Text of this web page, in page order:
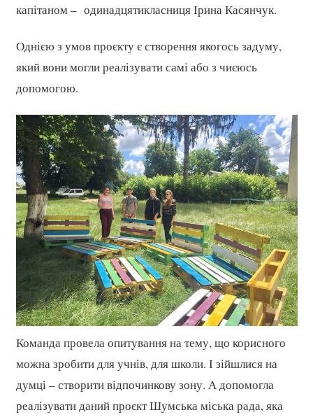
капітаном – одинадцятикласниця Ірина Касянчук.
Однією з умов проєкту є створення якогось задуму,
який вони могли реалізувати самі або з чиєюсь
допомогою.
Команда провела опитування на тему, що корисного
можна зробити для учнів, для школи. І зійшлися на
думці – створити відпочинкову зону. А допомогла
реалізувати даний проєкт Шумська міська рада, яка